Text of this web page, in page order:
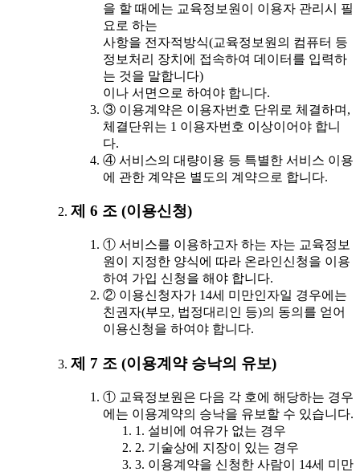
을 할 때에는 교육정보원이 이용자 관리시 필
요로 하는
사항을 전자적방식(교육정보원의 컴퓨터 등
정보처리 장치에 접속하여 데이터를 입력하
는 것을 말합니다)
이나 서면으로 하여야 합니다.
③ 이용계약은 이용자번호 단위로 체결하며,
체결단위는 1 이용자번호 이상이어야 합니
다.
④ 서비스의 대량이용 등 특별한 서비스 이용
에 관한 계약은 별도의 계약으로 합니다.
제 6 조 (이용신청)
① 서비스를 이용하고자 하는 자는 교육정보
원이 지정한 양식에 따라 온라인신청을 이용
하여 가입 신청을 해야 합니다.
② 이용신청자가 14세 미만인자일 경우에는
친권자(부모, 법정대리인 등)의 동의를 얻어
이용신청을 하여야 합니다.
제 7 조 (이용계약 승낙의 유보)
① 교육정보원은 다음 각 호에 해당하는 경우
에는 이용계약의 승낙을 유보할 수 있습니다.
1. 설비에 여유가 없는 경우
2. 기술상에 지장이 있는 경우
3. 이용계약을 신청한 사람이 14세 미만